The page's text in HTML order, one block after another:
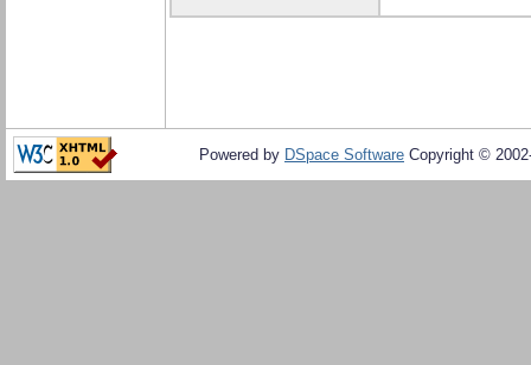
Powered by DSpace Software Copyright ©